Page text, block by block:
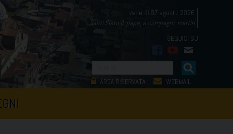
venerdì 07 agosto 2026
Santi Sisto II, papa, e compagni, martiri
facebook
youtube
mail
AREA RISERVATA WEBMAIL